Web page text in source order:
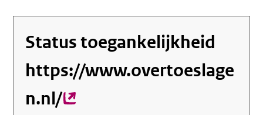
Status toegankelijkheid
https://www.overtoeslage
n.nl/(externe